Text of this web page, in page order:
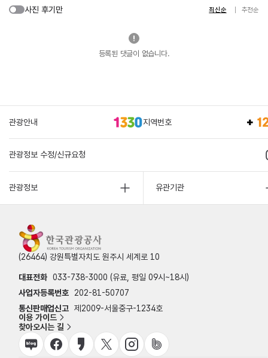
사진 후기만 최신순 추천순
등록된 댓글이 없습니다.
관광안내 지역번호
관광정보 수정/신규요청
관광정보 유관기관
(26464) 강원특별자치도 원주시 세계로 10
대표전화 033-738-3000 (유료, 평일 09시~18시)
사업자등록번호
202-81-50707
통신판매업신고 제2009-서울중구-1234호
이용 가이드
찾아오시는 길